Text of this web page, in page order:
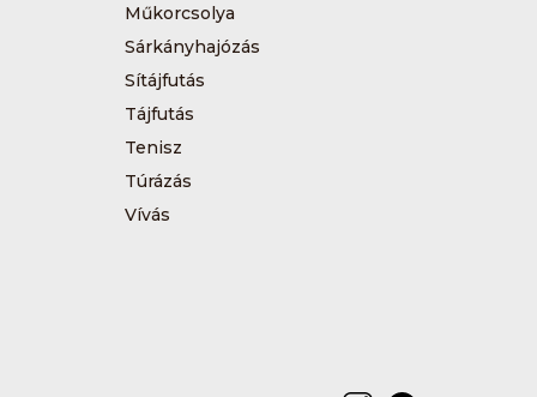
Műkorcsolya
Sárkányhajózás
Sítájfutás
Tájfutás
Tenisz
Túrázás
Vívás